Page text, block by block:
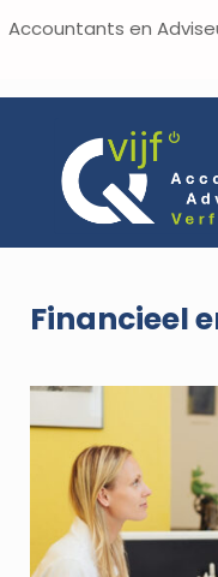
Accountants en
Financieel